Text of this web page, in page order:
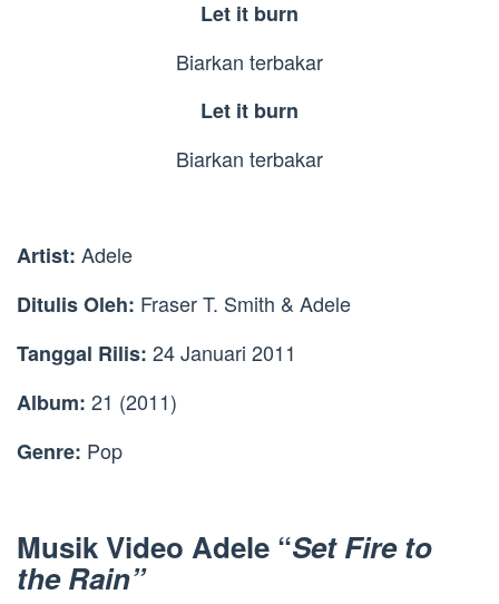
Let it burn
Biarkan terbakar
Let it burn
Biarkan terbakar
Artist: Adele
Ditulis Oleh: Fraser T. Smith & Adele
Tanggal Rilis: 24 Januari 2011
Album: 21 (2011)
Genre: Pop
Musik Video Adele “Set Fire to
the Rain”